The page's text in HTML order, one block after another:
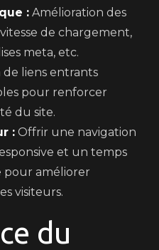
: Amélioration des
de chargement,
meta, etc.
liens entrants
pour renforcer
du site.
: Offrir une navigation
et un temps
pour améliorer
visiteurs.
du